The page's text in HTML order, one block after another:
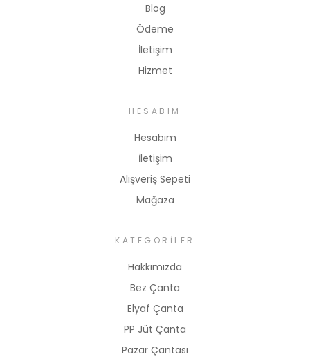
Blog
Ödeme
İletişim
Hizmet
HESABIM
Hesabım
İletişim
Alışveriş Sepeti
Mağaza
KATEGORILER
Hakkımızda
Bez Çanta
Elyaf Çanta
PP Jüt Çanta
Pazar Çantası